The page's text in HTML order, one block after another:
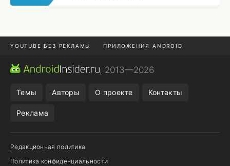
YOUTUBE БЕЗ РЕКЛАМЫ ПРИЛОЖЕНИЯ ANDROID
МЕССЕНДЖЕРЫ ONE UI 8.5
, 2013—2026
Темы Авторы О проекте Контакты
Реклама
Редакционная политика
Политика конфиденциальности